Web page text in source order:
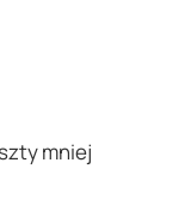
mniej